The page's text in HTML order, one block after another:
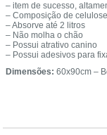
– item de sucesso,
– Composição de celulose
– Absorve até 2 litros
– Não molha o chão
– Possui atrativo canino
– Possui adesivos para
Dimensões: 60x90cm –